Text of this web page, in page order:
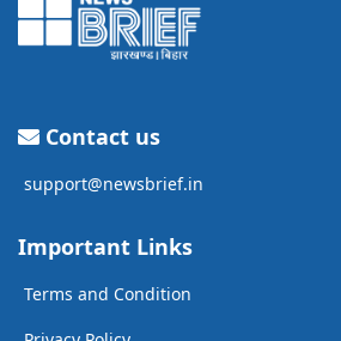
Contact us
support@newsbrief.in
Important Links
Terms and Condition